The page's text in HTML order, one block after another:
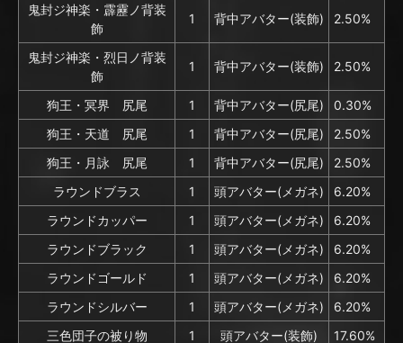
鬼封ジ神楽・霹靂ノ背装
飾
1 背中アバター(装飾) 2.50%
鬼封ジ神楽・烈日ノ背装
飾
1 背中アバター(装飾) 2.50%
狗王・冥界 尻尾 1 背中アバター(尻尾)
0.30%
狗王・天道 尻尾
1 背中アバター(尻尾)
2.50%
狗王・月詠 尻尾
1 背中アバター(尻尾)
2.50%
ラウンドブラス
1 頭アバター(メガネ)
6.20%
ラウンドカッパー
1 頭アバター(メガネ)
6.20%
ラウンドブラック
1 頭アバター(メガネ)
6.20%
ラウンドゴールド
1 頭アバター(メガネ)
6.20%
ラウンドシルバー
1 頭アバター(メガネ)
6.20%
三色団子の被り物
1 頭アバター(装飾) 17.60%